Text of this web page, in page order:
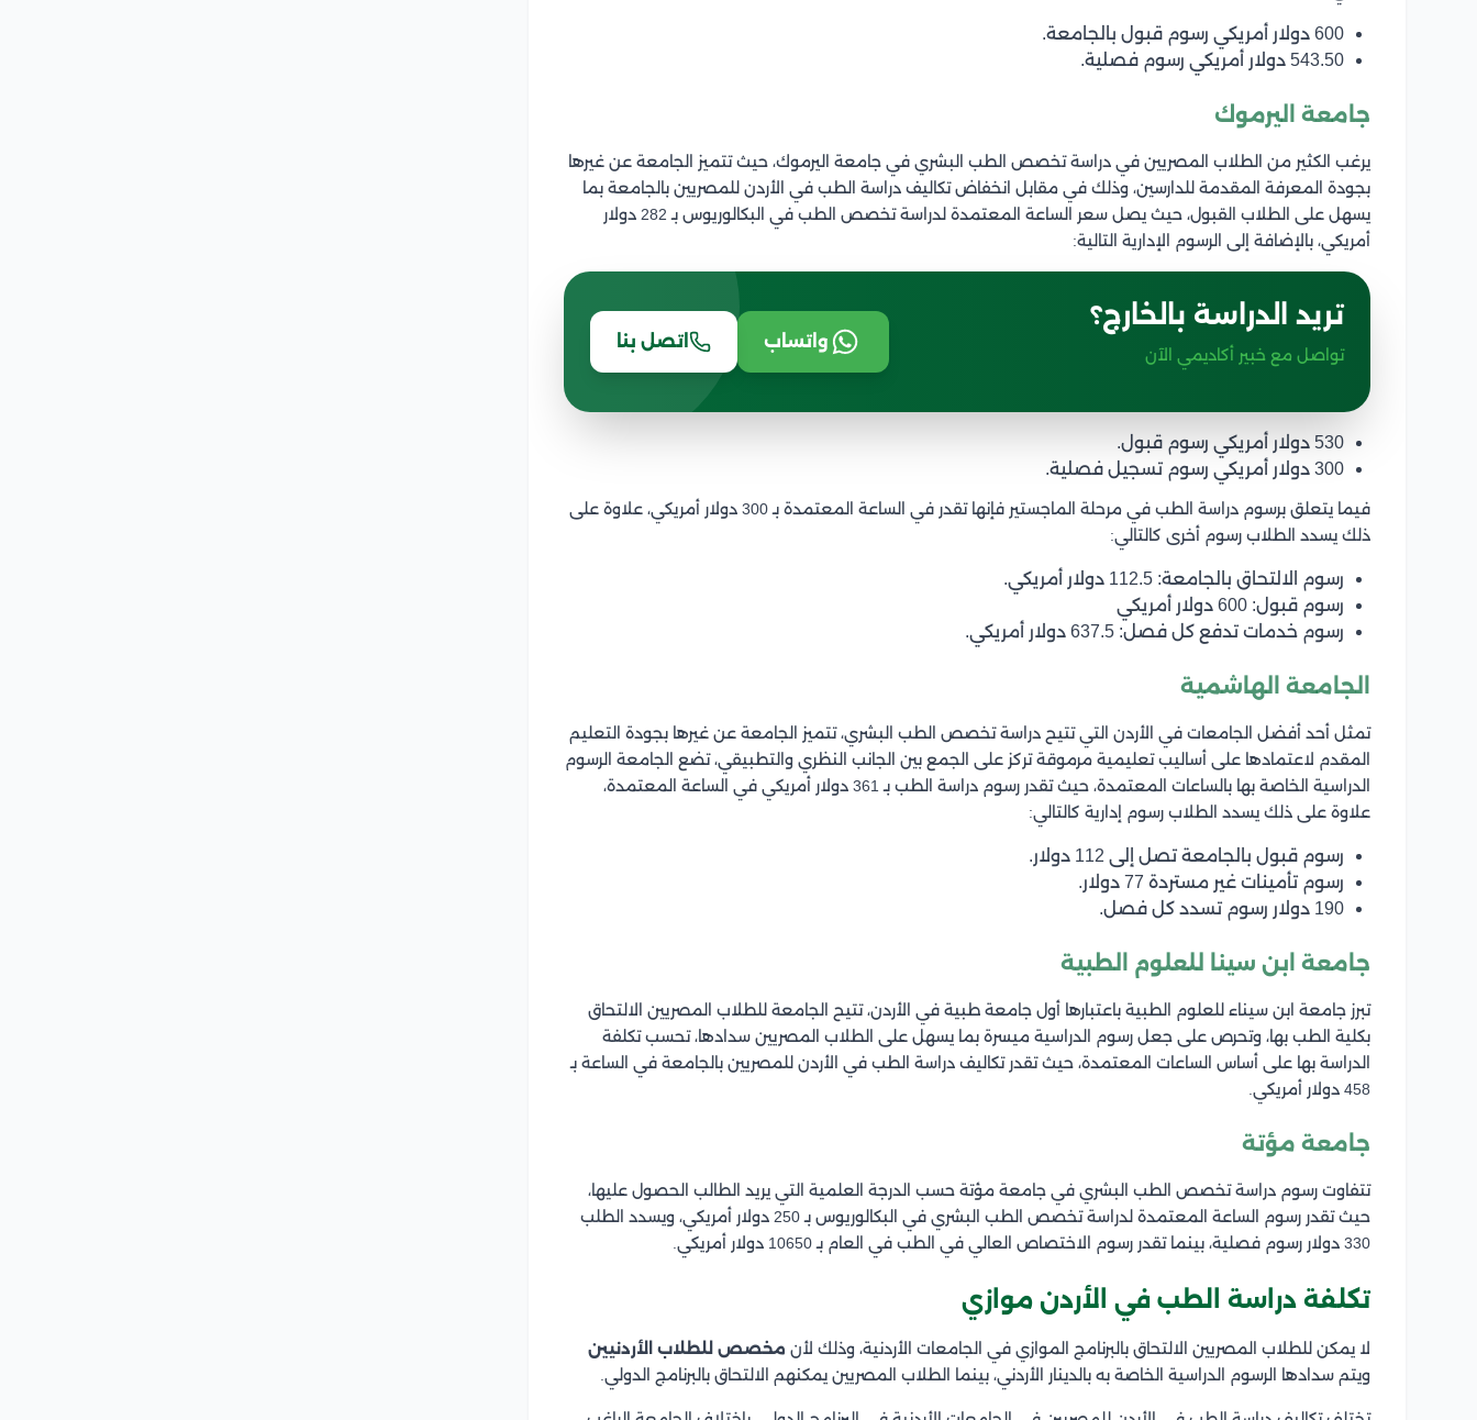
600 دولار أمريكي رسوم قبول بالجامعة.
543.50 دولار أمريكي رسوم فصلية.
جامعة اليرموك
يرغب الكثير من الطلاب المصريين في دراسة تخصص الطب البشري في جامعة اليرموك، حيث تتميز الجامعة عن غيرها
بجودة المعرفة المقدمة للدارسين، وذلك في مقابل انخفاض تكاليف دراسة الطب في الأردن للمصريين بالجامعة بما
يسهل على الطلاب القبول، حيث يصل سعر الساعة المعتمدة لدراسة تخصص الطب في البكالوريوس بـ 282 دولار
أمريكي، بالإضافة إلى الرسوم الإدارية التالية:
تريد الدراسة بالخارج؟
تواصل مع خبير أكاديمي الآن
واتساب اتصل بنا
530 دولار أمريكي رسوم قبول.
300 دولار أمريكي رسوم تسجيل فصلية.
فيما يتعلق برسوم دراسة الطب في مرحلة الماجستير فإنها تقدر في الساعة المعتمدة بـ 300 دولار أمريكي، علاوة على
ذلك يسدد الطلاب رسوم أخرى كالتالي:
رسوم الالتحاق بالجامعة: 112.5 دولار أمريكي.
رسوم قبول: 600 دولار أمريكي
رسوم خدمات تدفع كل فصل: 637.5 دولار أمريكي.
الجامعة الهاشمية
تمثل أحد أفضل الجامعات في الأردن التي تتيح دراسة تخصص الطب البشري، تتميز الجامعة عن غيرها بجودة التعليم
المقدم لاعتمادها على أساليب تعليمية مرموقة تركز على الجمع بين الجانب النظري والتطبيقي، تضع الجامعة الرسوم
الدراسية الخاصة بها بالساعات المعتمدة، حيث تقدر رسوم دراسة الطب بـ 361 دولار أمريكي في الساعة المعتمدة،
علاوة على ذلك يسدد الطلاب رسوم إدارية كالتالي:
رسوم قبول بالجامعة تصل إلى 112 دولار.
رسوم تأمينات غير مستردة 77 دولار.
190 دولار رسوم تسدد كل فصل.
جامعة ابن سينا للعلوم الطبية
تبرز جامعة ابن سيناء للعلوم الطبية باعتبارها أول جامعة طبية في الأردن، تتيح الجامعة للطلاب المصريين الالتحاق
بكلية الطب بها، وتحرص على جعل رسوم الدراسية ميسرة بما يسهل على الطلاب المصريين سدادها، تحسب تكلفة
الدراسة بها على أساس الساعات المعتمدة، حيث تقدر تكاليف دراسة الطب في الأردن للمصريين بالجامعة في الساعة بـ
458 دولار أمريكي.
جامعة مؤتة
تتفاوت رسوم دراسة تخصص الطب البشري في جامعة مؤتة حسب الدرجة العلمية التي يريد الطالب الحصول عليها،
حيث تقدر رسوم الساعة المعتمدة لدراسة تخصص الطب البشري في البكالوريوس بـ 250 دولار أمريكي، ويسدد الطلب
330 دولار رسوم فصلية، بينما تقدر رسوم الاختصاص العالي في الطب في العام بـ 10650 دولار أمريكي.
تكلفة دراسة الطب في الأردن موازي
لا يمكن للطلاب المصريين الالتحاق بالبرنامج الموازي في الجامعات الأردنية، وذلك لأن مخصص للطلاب الأردنيين
ويتم سدادها الرسوم الدراسية الخاصة به بالدينار الأردني، بينما الطلاب المصريين يمكنهم الالتحاق بالبرنامج الدولي.